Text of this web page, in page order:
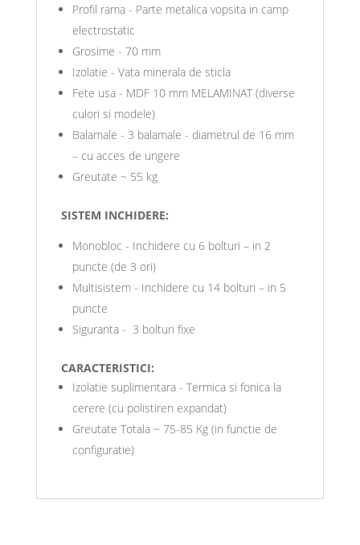
Profil rama - Parte metalica vopsita in camp
electrostatic
Grosime - 70 mm
Izolatie - Vata minerala de sticla
Fete usa - MDF 10 mm MELAMINAT (diverse
culori si modele)
Balamale - 3 balamale - diametrul de 16 mm
– cu acces de ungere
Greutate ~ 55 kg
SISTEM INCHIDERE:
Monobloc - Inchidere cu 6 bolturi – in 2
puncte (de 3 ori)
Multisistem - Inchidere cu 14 bolturi – in 5
puncte
Siguranta - 3 bolturi fixe
CARACTERISTICI:
Izolatie suplimentara - Termica si fonica la
cerere (cu polistiren expandat)
Greutate Totala ~ 75-85 Kg (in functie de
configuratie)